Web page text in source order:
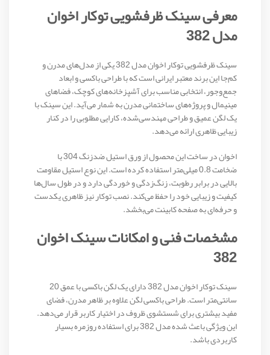
معرفی سینک ظرفشویی توکار اخوان
مدل 382
سینک ظرفشویی توکار اخوان مدل 382 یکی از مدل‌های مدرن و
کم‌جا این برند معتبر ایرانی است که با طراحی باکسی و ابعاد
جمع‌وجور، انتخابی مناسب برای آشپزخانه‌های کوچک، فضاهای
مینیمال و پروژه‌های ساختمانی مدرن به شمار می‌آید. این سینک با
یک لگن عمیق و طراحی مهندسی‌شده، کارایی مطلوبی را در کنار
زیبایی ظاهری ارائه می‌دهد.
اخوان در ساخت این محصول از ورق استیل ضدزنگ 304 با
ضخامت 0.8 میلی‌متر استفاده کرده است. این نوع استیل مقاومت
بالایی در برابر رطوبت، زنگ‌زدگی و خوردگی دارد و در طول سال‌ها
کیفیت و زیبایی خود را حفظ می‌کند. نصب توکار نیز ظاهری یکدست
و حرفه‌ای به صفحه کابینت می‌بخشد.
مشخصات فنی و امکانات سینک اخوان
382
سینک توکار اخوان مدل 382 دارای یک لگن باکسی با عمق 20
سانتی‌متر است. طراحی باکسی لگن علاوه بر ظاهر مدرن، فضای
مفید بیشتری برای شستشوی ظروف در اختیار کاربر قرار می‌دهد.
این ویژگی باعث شده مدل 382 برای استفاده روزمره بسیار
کاربردی باشد.